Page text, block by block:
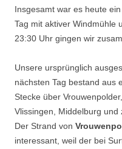
Insgesamt war es heute
Tag mit aktiver Windmühle
23:30 Uhr gingen wir
Unsere ursprünglich
nächsten Tag bestand aus
Stecke über
Vlissingen, Middelburg und
Der Strand von
interessant, weil der bei